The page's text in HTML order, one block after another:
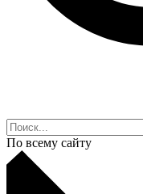
По всему сайту